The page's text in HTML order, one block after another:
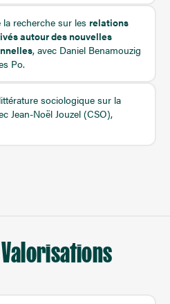
la recherche sur les relations
autour des nouvelles
, avec Daniel Benamouzig
Po.
sociologique sur la
Jean-Noël Jouzel (CSO),